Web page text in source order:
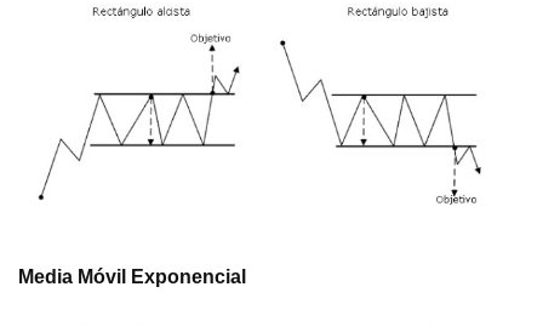
Media Móvil Exponencial